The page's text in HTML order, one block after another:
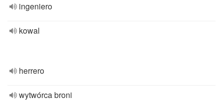
ingeniero
kowal
herrero
wytwórca broni